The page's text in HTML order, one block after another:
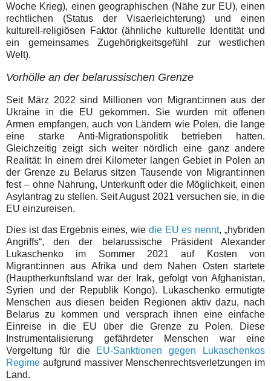
Woche Krieg), einen geographischen (Nähe zur EU), einen
rechtlichen (Status der Visaerleichterung) und einen
kulturell-religiösen Faktor (ähnliche kulturelle Identität und
ein gemeinsames Zugehörigkeitsgefühl zur westlichen
Welt).
Vorhölle an der belarussischen Grenze
Seit März 2022 sind Millionen von Migrant:innen aus der
Ukraine in die EU gekommen. Sie wurden mit offenen
Armen empfangen, auch von Ländern wie Polen, die lange
eine starke Anti-Migrationspolitik betrieben hatten.
Gleichzeitig zeigt sich weiter nördlich eine ganz andere
Realität: In einem drei Kilometer langen Gebiet in Polen an
der Grenze zu Belarus sitzen Tausende von Migrant:innen
fest – ohne Nahrung, Unterkunft oder die Möglichkeit, einen
Asylantrag zu stellen. Seit August 2021 versuchen sie, in die
EU einzureisen.
Dies ist das Ergebnis eines, wie die EU es nennt, „hybriden
Angriffs“, den der belarussische Präsident Alexander
Lukaschenko im Sommer 2021 auf Kosten von
Migrant:innen aus Afrika und dem Nahen Osten startete
(Hauptherkunftsland war der Irak, gefolgt von Afghanistan,
Syrien und der Republik Kongo). Lukaschenko ermutigte
Menschen aus diesen beiden Regionen aktiv dazu, nach
Belarus zu kommen und versprach ihnen eine einfache
Einreise in die EU über die Grenze zu Polen. Diese
Instrumentalisierung gefährdeter Menschen war eine
Vergeltung für die EU-Sanktionen gegen Lukaschenkos
Regime aufgrund massiver Menschenrechtsverletzungen im
Land.